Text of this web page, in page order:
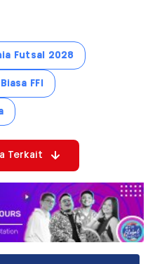
Futsal 2028
FFI
Terkait